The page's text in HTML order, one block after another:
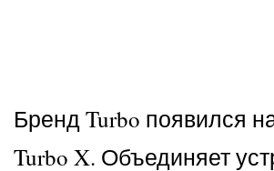
Бренд Turbo появился
Turbo X. Объединяет